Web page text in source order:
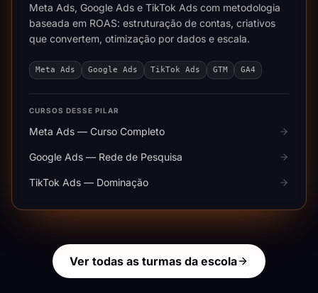
Meta Ads, Google Ads e TikTok Ads com metodologia
baseada em ROAS: estruturação de contas, criativos
que convertem, otimização por dados e escala.
Meta Ads Google Ads TikTok Ads GTM GA4
CURSOS DESSE PILAR
Meta Ads — Curso Completo
Google Ads — Rede de Pesquisa
TikTok Ads — Dominação
Ver todas as turmas da escola